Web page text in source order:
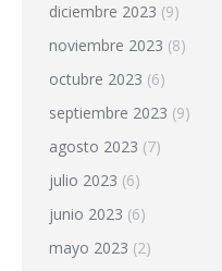
diciembre 2023 (9)
noviembre 2023 (8)
octubre 2023 (6)
septiembre 2023 (9)
agosto 2023 (7)
julio 2023 (6)
junio 2023 (6)
mayo 2023 (2)